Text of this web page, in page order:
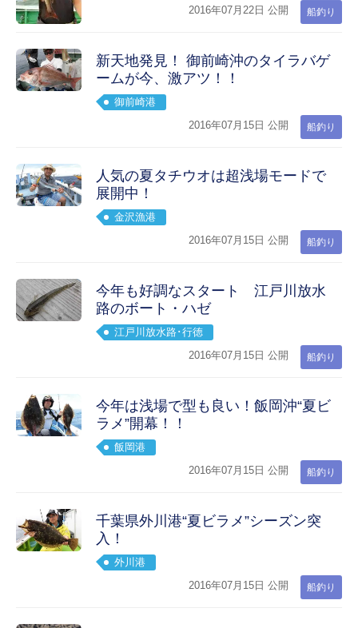
船釣り
2016年07月22日 公開
新天地発見！ 御前崎沖のタイラバゲ
ームが今、激アツ！！
御前崎港
船釣り
2016年07月15日 公開
人気の夏タチウオは超浅場モードで
展開中！
金沢漁港
船釣り
2016年07月15日 公開
今年も好調なスタート 江戸川放水
路のボート・ハゼ
江戸川放水路･行徳
船釣り
2016年07月15日 公開
今年は浅場で型も良い！飯岡沖“夏ビ
ラメ”開幕！！
飯岡港
船釣り
2016年07月15日 公開
千葉県外川港“夏ビラメ”シーズン突
入！
外川港
船釣り
2016年07月15日 公開